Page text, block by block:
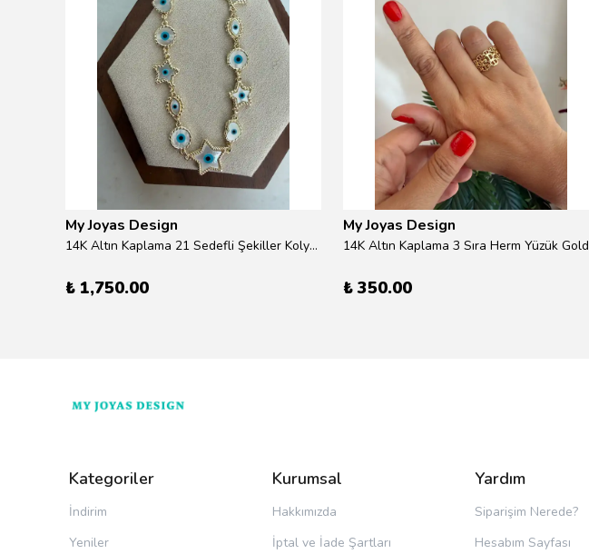
My Joyas Design
14K Altın Kaplama 21 Sedefli Şekiller Kolye 46cm
₺ 1,750.00
My Joyas Design
14K Altın Kaplama 3 Sıra Herm Yüzük Gold
₺ 350.00
Kategoriler
İndirim
Yeniler
Kurumsal
Hakkımızda
İptal ve İade Şartları
Yardım
Siparişim Nerede?
Hesabım Sayfası